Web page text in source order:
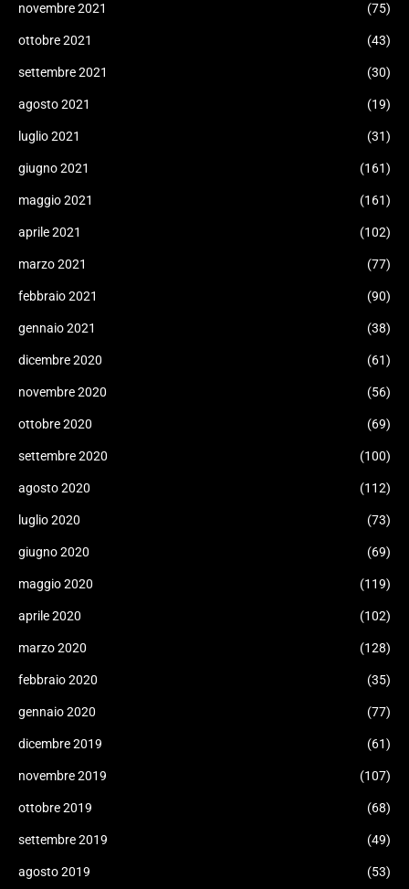
novembre 2021 (75)
ottobre 2021 (43)
settembre 2021 (30)
agosto 2021 (19)
luglio 2021 (31)
giugno 2021 (161)
maggio 2021 (161)
aprile 2021 (102)
marzo 2021 (77)
febbraio 2021 (90)
gennaio 2021 (38)
dicembre 2020 (61)
novembre 2020 (56)
ottobre 2020 (69)
settembre 2020 (100)
agosto 2020 (112)
luglio 2020 (73)
giugno 2020 (69)
maggio 2020 (119)
aprile 2020 (102)
marzo 2020 (128)
febbraio 2020 (35)
gennaio 2020 (77)
dicembre 2019 (61)
novembre 2019 (107)
ottobre 2019 (68)
settembre 2019 (49)
agosto 2019 (53)